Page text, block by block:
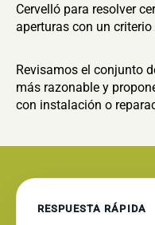
Cervelló para resolver
aperturas con un
Revisamos el conjunto
más razonable y
con instalación o
RESPUESTA RÁPIDA